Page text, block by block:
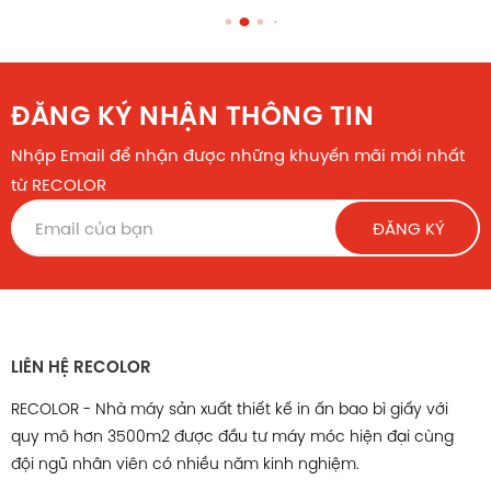
Túi giấy HS162
Chính sách hậu mãi
ĐĂNG KÝ NHẬN THÔNG TIN
Nhập Email để nhận được những khuyến mãi mới nhất
từ RECOLOR
ĐĂNG KÝ
LIÊN HỆ RECOLOR
RECOLOR - Nhà máy sản xuất thiết kế in ấn bao bì giấy với
quy mô hơn 3500m2 được đầu tư máy móc hiện đại cùng
đội ngũ nhân viên có nhiều năm kinh nghiệm.